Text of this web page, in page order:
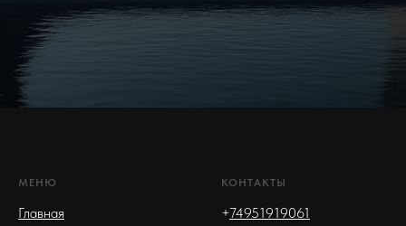
МЕНЮ
Главная
КОНТАКТЫ
+74951919061